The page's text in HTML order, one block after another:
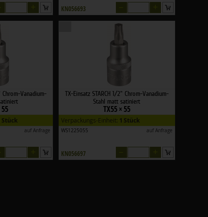
KN056693
Chrom-Vanadium-
Stück
auf Anfrage
TX-Einsatz STARCH 1/2" Chrom-Vanadium-
Stahl matt satiniert
TX55 × 55
Verpackungs-Einheit: 1 Stück
WS1225055 auf Anfrage
KN056697